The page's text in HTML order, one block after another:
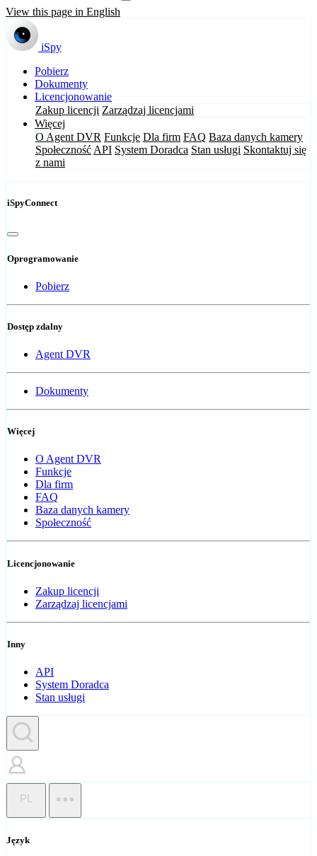
View this page in English
iSpy
Pobierz
Dokumenty
Licencjonowanie
Zakup licencji Zarządzaj licencjami
Więcej
O Agent DVR Funkcje Dla firm FAQ Baza danych kamery
Społeczność API System Doradca Stan usługi Skontaktuj się
z nami
iSpyConnect
Oprogramowanie
Pobierz
Dostęp zdalny
Agent DVR
Dokumenty
Więcej
O Agent DVR
Funkcje
Dla firm
FAQ
Baza danych kamery
Społeczność
Licencjonowanie
Zakup licencji
Zarządzaj licencjami
Inny
API
System Doradca
Stan usługi
PL
Język